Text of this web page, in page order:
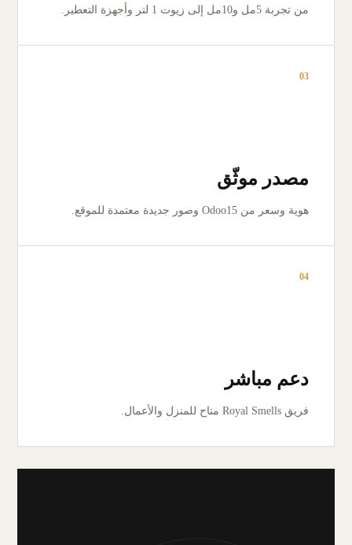
من تجربة 5مل و10مل إلى زيوت 1 لتر وأجهزة التعطير.
03
مصدر موثّق
هوية وسعر من Odoo15 وصور جديدة معتمدة للموقع.
04
دعم مباشر
فريق Royal Smells متاح للمنزل والأعمال.